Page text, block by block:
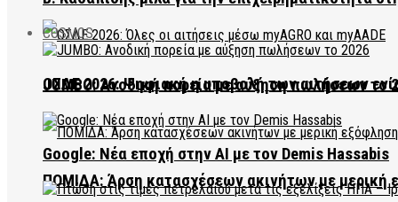
ΟΣΔΕ 2026: Ψηφιακή η υποβολή των αιτήσεων
ΠΟΜΙΔΑ: Άρση κατασχέσεων ακινήτων με μερική
COSMOS
JUMBO: Ανοδική πορεία με αύξηση πωλήσεων το
Google: Νέα εποχή στην AI με τον Demis Hassabis